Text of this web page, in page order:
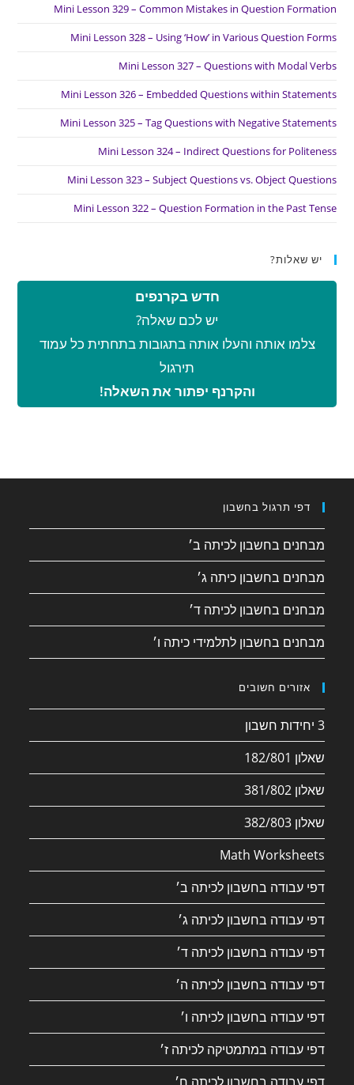
Mini Lesson 329 – Common Mistakes in Question Formation
Mini Lesson 328 – Using ‘How’ in Various Question Forms
Mini Lesson 327 – Questions with Modal Verbs
Mini Lesson 326 – Embedded Questions within Statements
Mini Lesson 325 – Tag Questions with Negative Statements
Mini Lesson 324 – Indirect Questions for Politeness
Mini Lesson 323 – Subject Questions vs. Object Questions
Mini Lesson 322 – Question Formation in the Past Tense
יש שאלות?
חדש בקרנפים
יש לכם שאלה?
צלמו אותה והעלו אותה בתגובות בתחתית כל עמוד
תירגול
והקרנף יפתור את השאלה!
דפי תרגול בחשבון
מבחנים בחשבון לכיתה ב׳
מבחנים בחשבון כיתה ג׳
מבחנים בחשבון לכיתה ד׳
מבחנים בחשבון לתלמידי כיתה ו׳
אזורים חשובים
3 יחידות חשבון
שאלון 182/801
שאלון 381/802
שאלון 382/803
Math Worksheets
דפי עבודה בחשבון לכיתה ב׳
דפי עבודה בחשבון לכיתה ג׳
דפי עבודה בחשבון לכיתה ד׳
דפי עבודה בחשבון לכיתה ה׳
דפי עבודה בחשבון לכיתה ו׳
דפי עבודה במתמטיקה לכיתה ז׳